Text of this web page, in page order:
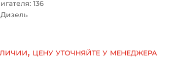
136
цену уточняйте у менеджера